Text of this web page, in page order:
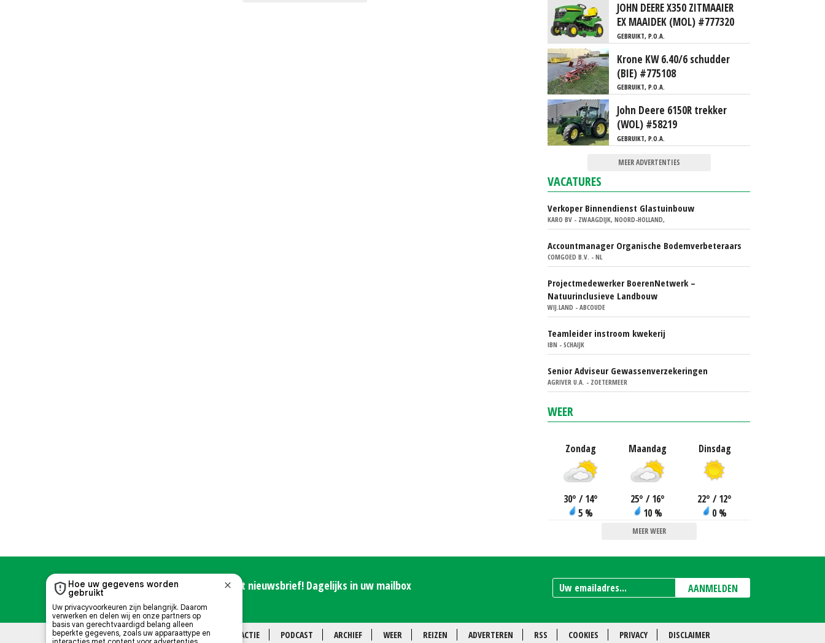
JOHN DEERE X350 ZITMAAIER
EX MAAIDEK (MOL) #777320
GEBRUIKT, P.O.A.
Krone KW 6.40/6 schudder
(BIE) #775108
GEBRUIKT, P.O.A.
John Deere 6150R trekker
(WOL) #58219
GEBRUIKT, P.O.A.
MEER ADVERTENTIES
VACATURES
Verkoper Binnendienst Glastuinbouw
KARO BV - ZWAAGDIJK, NOORD-HOLLAND,
Accountmanager Organische Bodemverbeteraars
COMGOED B.V. - NL
Projectmedewerker BoerenNetwerk –
Natuurinclusieve Landbouw
WIJ.LAND - ABCOUDE
Teamleider instroom kwekerij
IBN - SCHAIJK
Senior Adviseur Gewassenverzekeringen
AGRIVER U.A. - ZOETERMEER
WEER
Zondag
30° / 14°
5 %
Maandag
25° / 16°
10 %
Dinsdag
22° / 12°
0 %
MEER WEER
Meld u hier aan voor de Nieuwe Oogst nieuwsbrief! Dagelijks in uw mailbox AANMELDEN
OVER ONS CONTACT REDACTIE PODCAST ARCHIEF WEER REIZEN ADVERTEREN RSS COOKIES PRIVACY DISCLAIMER